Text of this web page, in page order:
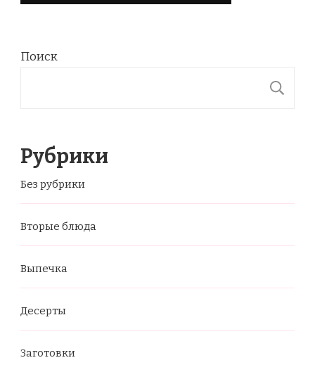
Поиск
Рубрики
Без рубрики
Вторые блюда
Выпечка
Десерты
Заготовки